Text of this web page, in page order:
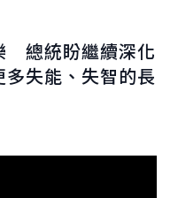
總統盼繼續深化
失能、失智的長